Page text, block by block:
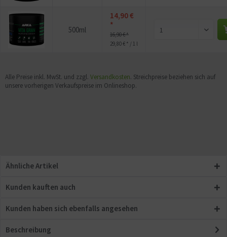
500ml
14,90 €
*
16,90 € *
29,80 € * / 1 l
Alle Preise inkl. MwSt. und zzgl. Versandkosten. Streichpreise beziehen sich auf
unsere vorherigen Verkaufspreise im Onlineshop.
Ähnliche Artikel
Kunden kauften auch
Kunden haben sich ebenfalls angesehen
Beschreibung